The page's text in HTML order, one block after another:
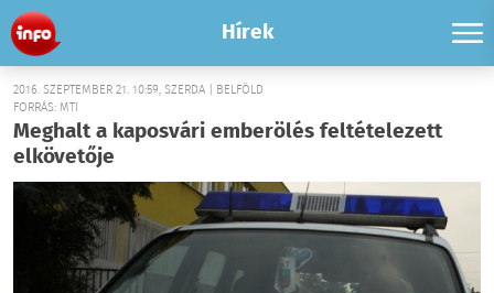
Hírek
2016. SZEPTEMBER 21. 10:59, SZERDA | BELFÖLD
FORRÁS: MTI
Meghalt a kaposvári emberölés feltételezett
elkövetője